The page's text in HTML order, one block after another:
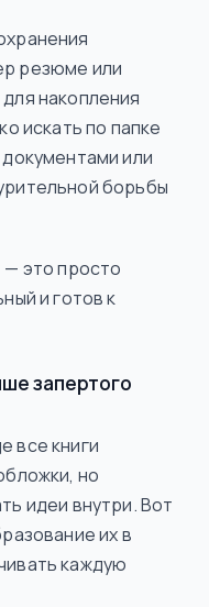
резюме или
накопления
искать по папке
или
борьбы
— это просто
и готов к
запертого
все книги
но
идеи внутри. Вот
их в
каждую